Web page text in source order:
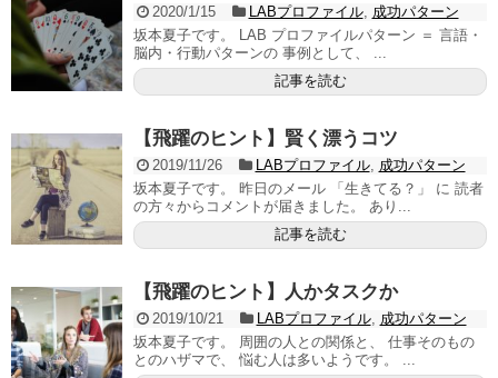
2020/1/15 LABプロファイル, 成功パターン
坂本夏子です。 LAB プロファイルパターン ＝ 言語・
脳内・行動パターンの 事例として、 ...
記事を読む
【飛躍のヒント】賢く漂うコツ
2019/11/26 LABプロファイル, 成功パターン
坂本夏子です。 昨日のメール 「生きてる？」 に 読者
の方々からコメントが届きました。 あり...
記事を読む
【飛躍のヒント】人かタスクか
2019/10/21 LABプロファイル, 成功パターン
坂本夏子です。 周囲の人との関係と、 仕事そのもの
とのハザマで、 悩む人は多いようです。 ...